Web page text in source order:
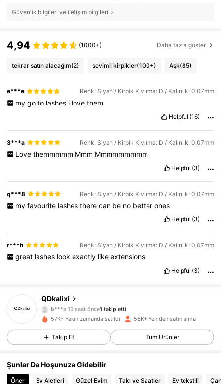
Güvenlik bilgileri ve iletişim bilgileri
4,94 (1000+) Daha fazla göster
tekrar satın alacağım(2) sevimli kirpikler(100+) Aşk(85)
e***e Renk: Siyah / Kirpik Kıvırma: D / Kalınlık: 0.07mm
my go to lashes i love them
Helpful (16)
3***a Renk: Siyah / Kirpik Kıvırma: D / Kalınlık: 0.07mm
Love themmmmm Mmm Mmmmmmmmm
Helpful (3)
q***8 Renk: Siyah / Kirpik Kıvırma: D / Kalınlık: 0.07mm
my favourite lashes there can be no better ones
Helpful (3)
r***h Renk: Siyah / Kirpik Kıvırma: D / Kalınlık: 0.07mm
great lashes look exactly like extensions
Helpful (3)
QDkalixi
4,89
8.1K Takipçiler
b***e 13 saat önce'i takip etti
57K+ Yakın zamanda satıldı 56K+ Yeniden satın alma
Takip Et Tüm Ürünler
Şunlar Da Hoşunuza Gidebilir
Öner Ev Aletleri Güzel Evim Takı ve Saatler Ev tekstili